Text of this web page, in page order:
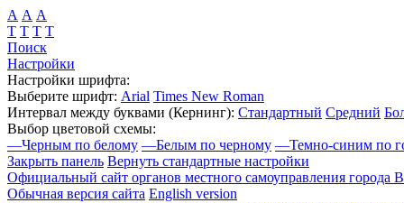
А А А
Т Т Т Т
Поиск
Настройки
Настройки шрифта:
Выберите шрифт: Arial Times New Roman
Интервал между буквами (Кернинг): Стандартный Средний
Выбор цветовой схемы:
—Черным по белому —Белым по черному —Темно-синим по
Закрыть панель Вернуть стандартные настройки
Официальный сайт органов местного самоуправления города
Обычная версия сайта English version